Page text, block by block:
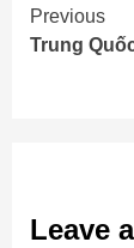
Previous
Trung
Leave